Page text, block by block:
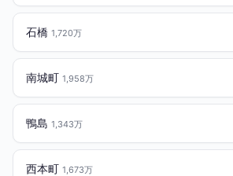
石橋 1,720万
南城町 1,958万
鴨島 1,343万
西本町 1,673万